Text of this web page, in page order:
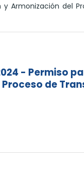
Armonización del
- Permiso
de